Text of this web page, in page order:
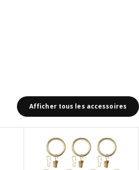
Afficher tous les accessoires